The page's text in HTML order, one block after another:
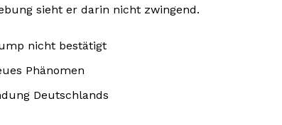
sieht er darin nicht zwingend.
nicht bestätigt
Phänomen
Deutschlands